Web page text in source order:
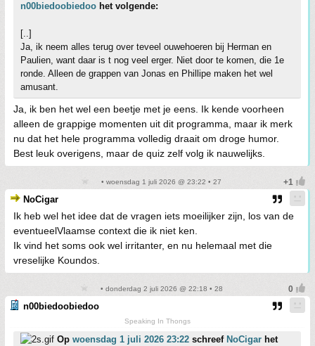
n00biedoobiedoo het volgende:
[..]
Ja, ik neem alles terug over teveel ouwehoeren bij Herman en
Paulien, want daar is t nog veel erger. Niet door te komen, die 1e
ronde. Alleen de grappen van Jonas en Phillipe maken het wel
amusant.
Ja, ik ben het wel een beetje met je eens. Ik kende voorheen
alleen de grappige momenten uit dit programma, maar ik merk
nu dat het hele programma volledig draait om droge humor.
Best leuk overigens, maar de quiz zelf volg ik nauwelijks.
• woensdag 1 juli 2026 @ 23:22 • 27
NoCigar
Ik heb wel het idee dat de vragen iets moeilijker zijn, los van de
eventueelVlaamse context die ik niet ken.
Ik vind het soms ook wel irritanter, en nu helemaal met die
vreselijke Koundos.
• donderdag 2 juli 2026 @ 22:18 • 28
n00biedoobiedoo
Speaking In Thongs
Op woensdag 1 juli 2026 23:22 schreef NoCigar het